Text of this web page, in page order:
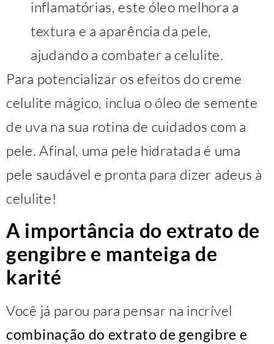
inflamatórias, este óleo melhora a
textura e a aparência da pele,
ajudando a combater a celulite.
Para potencializar os efeitos do creme
celulite mágico, inclua o óleo de semente
de uva na sua rotina de cuidados com a
pele. Afinal, uma pele hidratada é uma
pele saudável e pronta para dizer adeus à
celulite!
A importância do extrato de
gengibre e manteiga de
karité
Você já parou para pensar na incrível
combinação do extrato de gengibre e